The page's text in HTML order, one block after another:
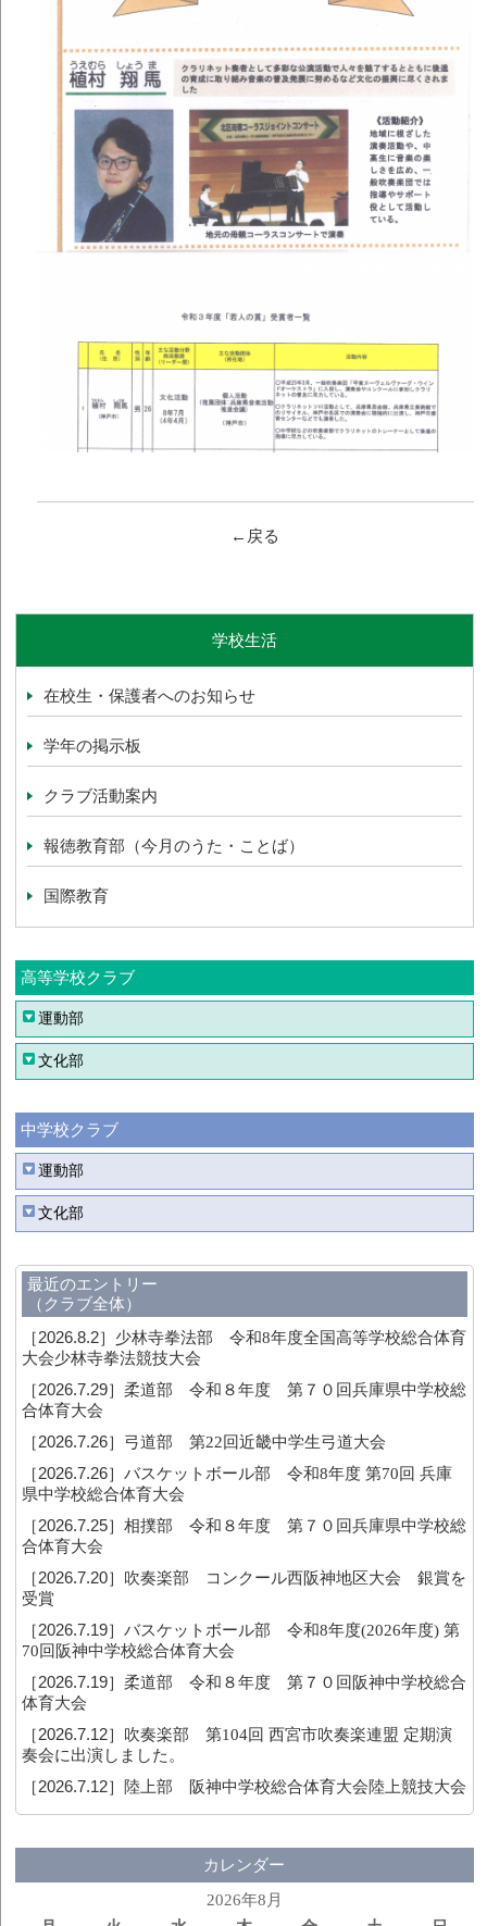
←戻る
学校生活
在校生・保護者へのお知らせ
学年の掲示板
クラブ活動案内
報徳教育部（今月のうた・ことば）
国際教育
高等学校クラブ
運動部
文化部
中学校クラブ
運動部
文化部
最近のエントリー
（クラブ全体）
［2026.8.2］ 少林寺拳法部 令和8年度全国高等学校総合体育
大会少林寺拳法競技大会
［2026.7.29］柔道部 令和８年度 第７０回兵庫県中学校総
合体育大会
［2026.7.26］ 弓道部 第22回近畿中学生弓道大会
［2026.7.26］バスケットボール部 令和8年度 第70回 兵庫
県中学校総合体育大会
［2026.7.25］相撲部 令和８年度 第７０回兵庫県中学校総
合体育大会
［2026.7.20］ 吹奏楽部 コンクール西阪神地区大会 銀賞を
受賞
［2026.7.19］バスケットボール部 令和8年度(2026年度) 第
70回阪神中学校総合体育大会
［2026.7.19］柔道部 令和８年度 第７０回阪神中学校総合
体育大会
［2026.7.12］ 吹奏楽部 第104回 西宮市吹奏楽連盟 定期演
奏会に出演しました。
［2026.7.12］ 陸上部 阪神中学校総合体育大会陸上競技大会
カレンダー
2026年8月